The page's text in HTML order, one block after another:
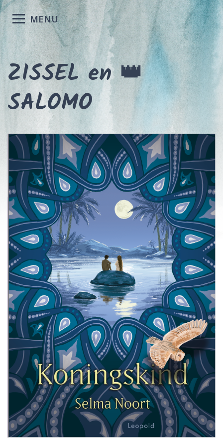
MENU
ZISSEL en 👑
SALOMO